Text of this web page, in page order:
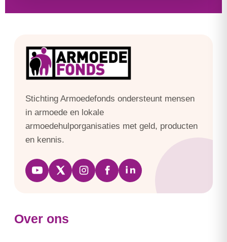
Stichting Armoedefonds ondersteunt mensen
in armoede en lokale
armoedehulporganisaties met geld, producten
en kennis.
Over ons